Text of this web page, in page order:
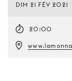
DIM 21 FÉV 2021
20:00